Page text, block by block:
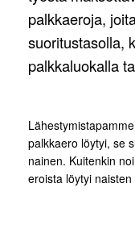
palkkaeroja,
suoritustasolla,
palkkaluokalla
palkkaero löytyi, se
nainen. Kuitenkin
eroista löytyi naisten